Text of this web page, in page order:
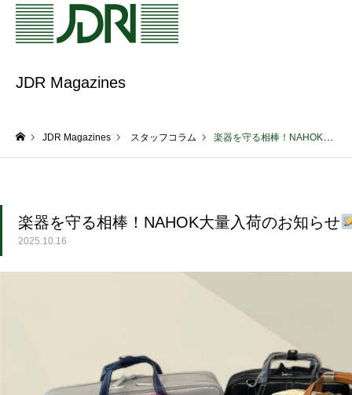
JDR Magazines
JDR Magazines スタッフコラム 楽器を守る相棒！NAHOK大量入荷のお知らせ
楽器を守る相棒！NAHOK大量入荷のお知らせ
2025.10.16